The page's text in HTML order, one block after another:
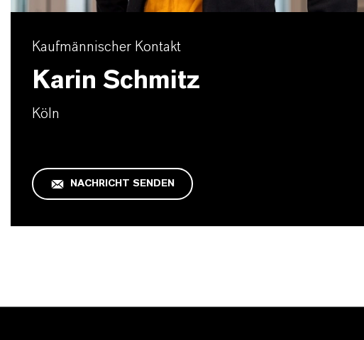
Kaufmännischer Kontakt
Karin Schmitz
Köln
NACHRICHT SENDEN